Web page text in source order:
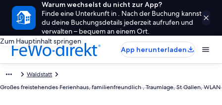
Warum wechselst du nicht zur App?
Finde eine Unterkunft in . Nach der Buchung kannst
du deine Buchungsdetails jederzeit aufrufen und
verwalten – bequem an einem Ort.
Zum Hauptinhalt springen
App herunterladen
Waldstatt
Großes freistehendes Ferienhaus, familienfreundlich , Traumlage, St Gallen, WLAN